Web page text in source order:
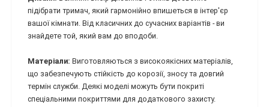
підібрати тримач, який гармонійно впишеться в інтер'єр
вашої кімнати. Від класичних до сучасних варіантів - ви
знайдете той, який вам до вподоби.
Матеріали: Виготовляються з високоякісних матеріалів,
що забезпечують стійкість до корозії, зносу та довгий
термін служби. Деякі моделі можуть бути покриті
спеціальними покриттями для додаткового захисту.